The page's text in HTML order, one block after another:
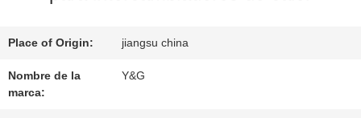
FÁBRICA
CONTROL
Place of Origin: jiangsu china
Nombre de la
marca:
Y&G